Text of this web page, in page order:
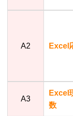
A2 Excel
A3
Excel
数